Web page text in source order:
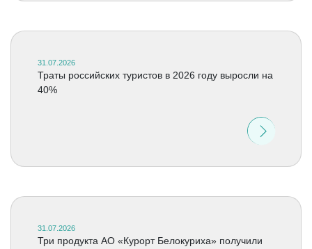
31.07.2026
Траты российских туристов в 2026 году выросли на
40%
31.07.2026
Три продукта АО «Курорт Белокуриха» получили